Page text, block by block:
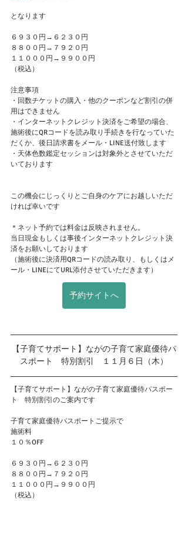
となります
６９３０円→６２３０円
８８００円→７９２０円
１１０００円→９９００円
（税込）
注意事項
・回数チケットの購入・他のクーポンなど割引の併
用はできません
・インターネットクレジット決済をご希望の場合、
施術後にQRコードを読み取り手続きを行なっていた
だくか、後日請求書をメール・LINE送付致します
・天体色数鑑定セッションは対象外とさせていただ
いております
この機会にじっくりとご自身のケアにお越しいただ
ければ幸いです
＊ネット予約では料金は反映されません。
当日現金もしくは事後インターネットクレジット決
済をお願いしております
（施術後に決済用QRコードの読み取り、もしくはメ
ール・LINEにてURL添付させていただきます）
予約サイトへ
【子育てサポート】ながの子育て家庭優待パ
スポート　特別割引　１１月６日（木）
【子育てサポート】ながの子育て家庭優待パスポー
ト　特別割引のご案内です
子育て家庭優待パスポートご提示で
施術料
１０％OFF
６９３０円→６２３０円
８８００円→７９２０円
１１０００円→９９００円
（税込）